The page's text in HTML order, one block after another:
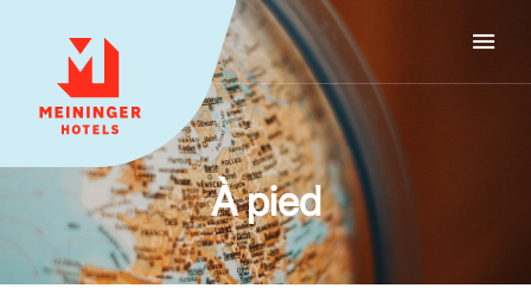
MEININGER HOTELSÀ pied